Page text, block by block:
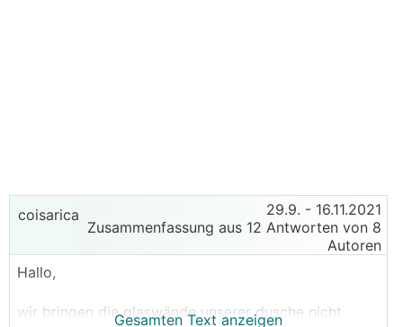
coisarica 29.9. - 16.11.2021
Zusammenfassung aus 12 Antworten von 8
Autoren
Hallo,
wir bringen die glaswände unserer dusche nicht
Gesamten Text anzeigen